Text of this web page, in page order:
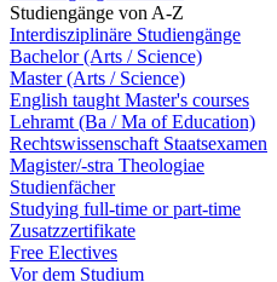
Studiengänge von A-Z
Interdisziplinäre Studiengänge
Bachelor (Arts / Science)
Master (Arts / Science)
English taught Master's courses
Lehramt (Ba / Ma of Education)
Rechtswissenschaft Staatsexamen
Magister/-stra Theologiae
Studienfächer
Studying full-time or part-time
Zusatzzertifikate
Free Electives
Vor dem Studium